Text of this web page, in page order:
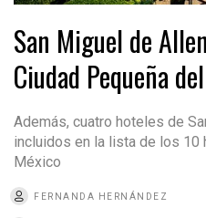
San Miguel de
Ciudad Pequeña
Además, cuatro hoteles de
incluidos en la lista de los
México
FERNANDA HERNÁNDEZ